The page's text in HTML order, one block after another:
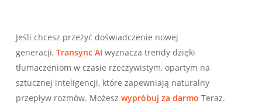
Jeśli chcesz przeżyć doświadczenie nowej
generacji, Transync AI wyznacza trendy dzięki
tłumaczeniom w czasie rzeczywistym, opartym na
sztucznej inteligencji, które zapewniają naturalny
przepływ rozmów. Możesz wypróbuj za darmo Teraz.